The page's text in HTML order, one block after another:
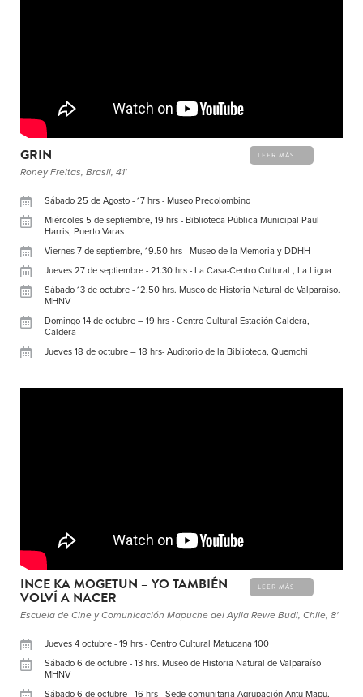
GRIN LEER MÁS
Roney Freitas, Brasil, 41'
Sábado 25 de Agosto - 17 hrs - Museo Precolombino
Miércoles 5 de septiembre, 19 hrs - Biblioteca Pública Municipal Paul
Harris, Puerto Varas
Viernes 7 de septiembre, 19.50 hrs - Museo de la Memoria y DDHH
Jueves 27 de septiembre - 21.30 hrs - La Casa-Centro Cultural , La Ligua
Sábado 13 de octubre - 12.50 hrs. Museo de Historia Natural de Valparaíso.
MHNV
Domingo 14 de octubre – 19 hrs - Centro Cultural Estación Caldera,
Caldera
Jueves 18 de octubre – 18 hrs- Auditorio de la Biblioteca, Quemchi
INCE KA MOGETUN – YO TAMBIÉN
VOLVÍ A NACER
LEER MÁS
Escuela de Cine y Comunicación Mapuche del Aylla Rewe Budi, Chile, 8'
Jueves 4 octubre - 19 hrs - Centro Cultural Matucana 100
Sábado 6 de octubre - 13 hrs. Museo de Historia Natural de Valparaíso
MHNV
Sábado 6 de octubre - 16 hrs - Sede comunitaria Agrupación Antu Mapu,